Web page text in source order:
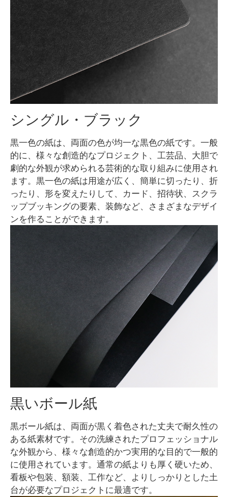
シングル・ブラック
黒一色の紙は、両面の色が均一な黒色の紙です。一般
的に、様々な創造的なプロジェクト、工芸品、大胆で
劇的な外観が求められる芸術的な取り組みに使用され
ます。黒一色の紙は用途が広く、簡単に切ったり、折
ったり、形を変えたりして、カード、招待状、スクラ
ップブッキングの要素、装飾など、さまざまなデザイ
ンを作ることができます。
黒いボール紙
黒ボール紙は、両面が黒く着色された丈夫で耐久性の
ある紙素材です。その洗練されたプロフェッショナル
な外観から、様々な創造的かつ実用的な目的で一般的
に使用されています。通常の紙よりも厚く硬いため、
看板や包装、額装、工作など、よりしっかりとした土
台が必要なプロジェクトに最適です。